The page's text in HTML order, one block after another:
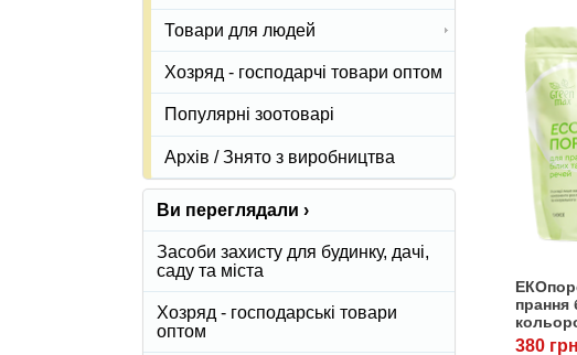
прання
380
Товари для людей
Хозряд - господарчі товари оптом
Популярні зоотоварі
Архів / Знято з виробництва
Ви переглядали ›
Засоби захисту для будинку, дачі,
саду та міста
Хозряд - господарські товари
оптом